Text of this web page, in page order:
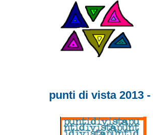
punti di vista 2013